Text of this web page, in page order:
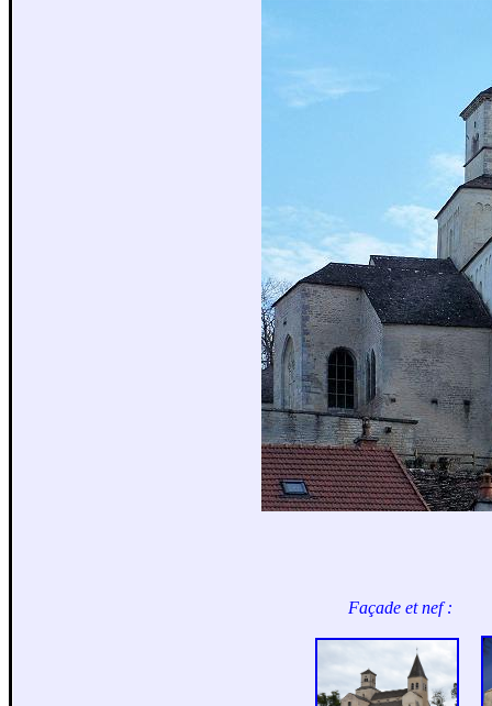
Façade et nef :